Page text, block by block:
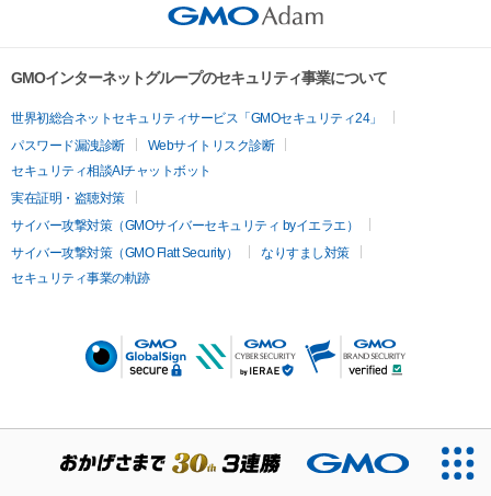
GMOインターネットグループのセキュリティ事業について
世界初総合ネットセキュリティサービス「GMOセキュリティ24」
パスワード漏洩診断
Webサイトリスク診断
セキュリティ相談AIチャットボット
実在証明・盗聴対策
サイバー攻撃対策（GMOサイバーセキュリティ byイエラエ）
サイバー攻撃対策（GMO Flatt Security）
なりすまし対策
セキュリティ事業の軌跡